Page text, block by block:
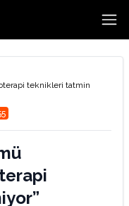
teknikleri tatmin